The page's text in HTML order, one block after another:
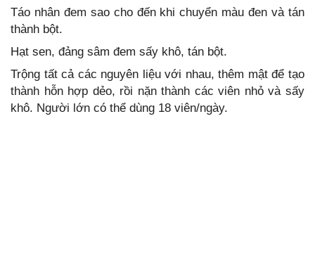
Táo nhân đem sao cho đến khi chuyển màu đen và tán
thành bột.
Hạt sen, đảng sâm đem sấy khô, tán bột.
Trộng tất cả các nguyên liệu với nhau, thêm mật để tạo
thành hỗn hợp dẻo, rồi nặn thành các viên nhỏ và sấy
khô. Người lớn có thể dùng 18 viên/ngày.